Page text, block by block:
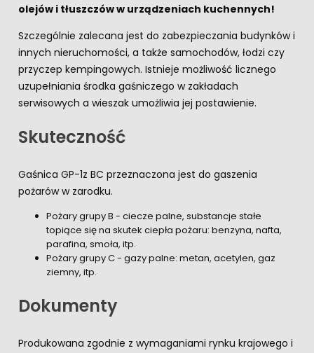
olejów i tłuszczów w urządzeniach kuchennych!
Szczególnie zalecana jest do zabezpieczania budynków i
innych nieruchomości, a także samochodów, łodzi czy
przyczep kempingowych. Istnieje możliwość licznego
uzupełniania środka gaśniczego w zakładach
serwisowych a wieszak umożliwia jej postawienie.
Skuteczność
Gaśnica GP-1z BC przeznaczona jest do gaszenia
pożarów w zarodku.
Pożary grupy B - ciecze palne, substancje stałe
topiące się na skutek ciepła pożaru: benzyna, nafta,
parafina, smoła, itp.
Pożary grupy C - gazy palne: metan, acetylen, gaz
ziemny, itp.
Dokumenty
Produkowana zgodnie z wymaganiami rynku krajowego i